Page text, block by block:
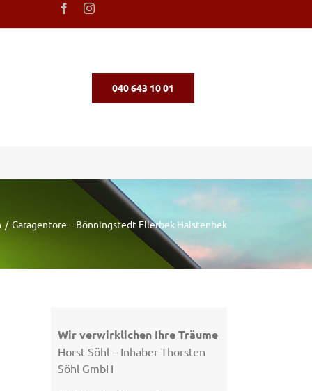
040 643 10 01
Garagentore – Bönningstedt Ellerbek Halstenbek
Wir verwirklichen Ihre Träume
Horst Söhl – Inhaber Thorsten
Söhl GmbH